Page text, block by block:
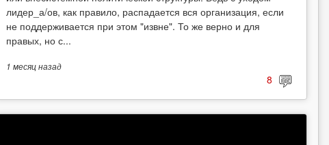
лидер_а/ов, как правило, распадается вся организация, если
не поддерживается при этом "извне". То же верно и для
правых, но с...
1 месяцназад
8